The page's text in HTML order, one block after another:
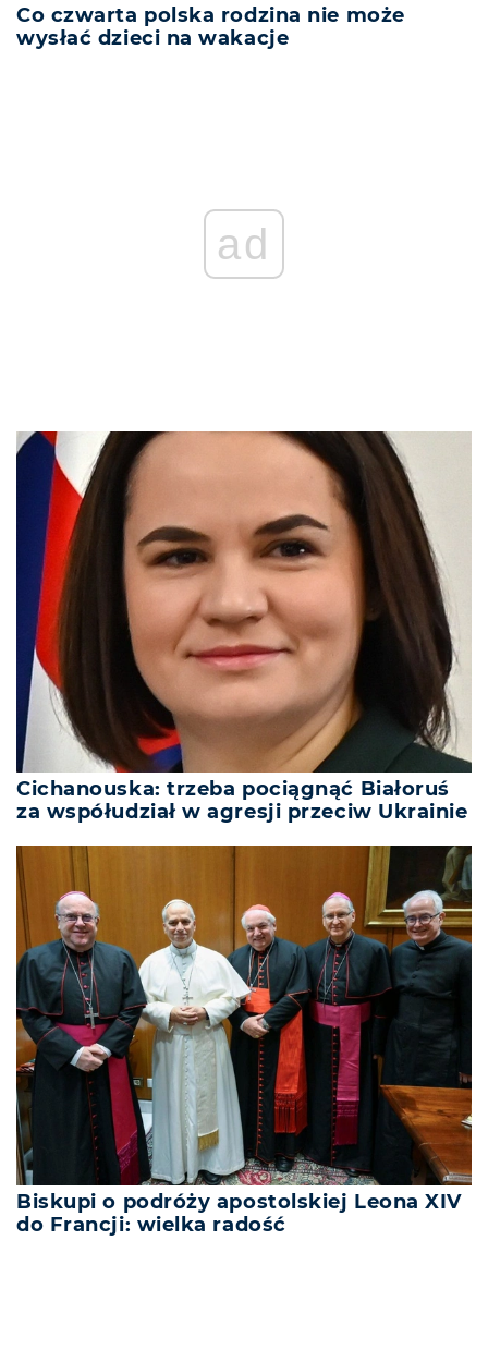
Co czwarta polska rodzina nie może
wysłać dzieci na wakacje
ad
Cichanouska: trzeba pociągnąć Białoruś
za współudział w agresji przeciw Ukrainie
Biskupi o podróży apostolskiej Leona XIV
do Francji: wielka radość